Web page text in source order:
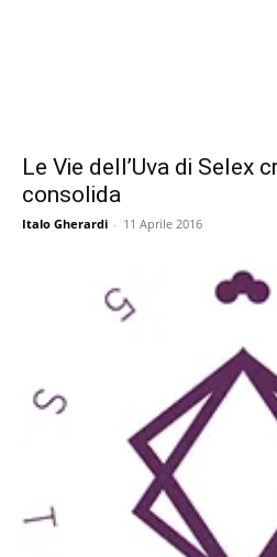
Le Vie dell’Uva di Selex
consolida
Italo Gherardi - 11 Aprile 2016